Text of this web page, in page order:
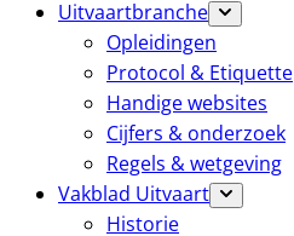
Uitvaartbranche
Opleidingen
Protocol & Etiquette
Handige websites
Cijfers & onderzoek
Regels & wetgeving
Vakblad Uitvaart
Historie